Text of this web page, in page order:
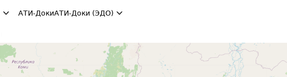
АТИ-ДокиАТИ-Доки (ЭДО)